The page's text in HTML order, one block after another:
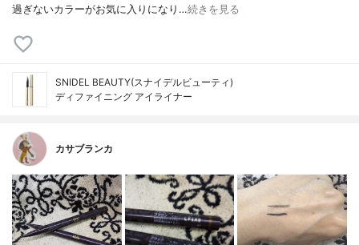
過ぎないカラーがお気に入りになり…続きを見る
SNIDEL BEAUTY(スナイデルビューティ)
ディファイニング アイライナー
カサブランカ